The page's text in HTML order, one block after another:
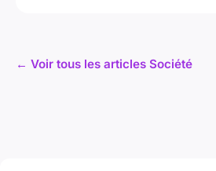
← Voir tous les articles Société